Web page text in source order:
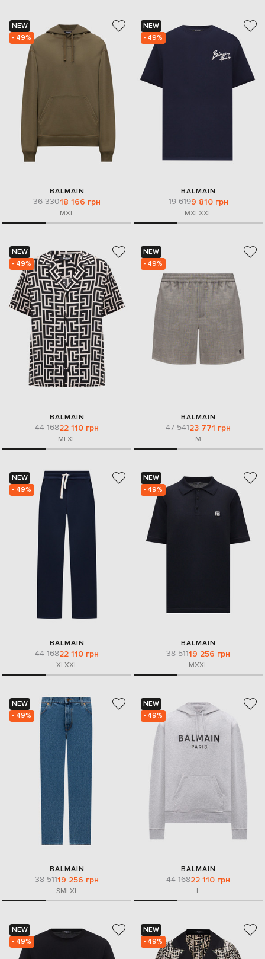
NEW
- 49%
BALMAIN
36 33018 166 грн
MXL
NEW
- 49%
BALMAIN
19 6199 810 грн
MXLXXL
NEW
- 49%
BALMAIN
44 16822 110 грн
MLXL
NEW
- 49%
BALMAIN
47 54123 771 грн
M
NEW
- 49%
BALMAIN
44 16822 110 грн
XLXXL
NEW
- 49%
BALMAIN
38 51119 256 грн
MXXL
NEW
- 49%
BALMAIN
38 51119 256 грн
SMLXL
NEW
- 49%
BALMAIN
44 16822 110 грн
L
NEW
- 49%
NEW
- 49%